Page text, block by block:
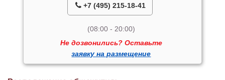
+7 (495) 215-18-41
(08:00 - 20:00)
Не дозвонились? Оставьте
заявку на размещение